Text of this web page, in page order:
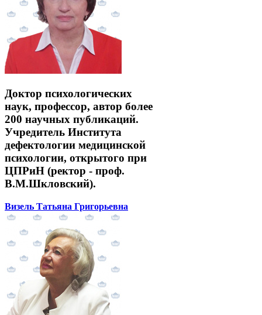
Доктор психологических
наук, профессор, автор более
200 научных публикаций.
Учредитель Института
дефектологии медицинской
психологии, открытого при
ЦПРиН (ректор - проф.
В.М.Шкловский).
Визель Татьяна Григорьевна